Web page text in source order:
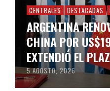
CENTRALES DESTACADAS
ARGENTINA
CHINA POR
EXTENDIÓ EL
5 AGOSTO, 2026